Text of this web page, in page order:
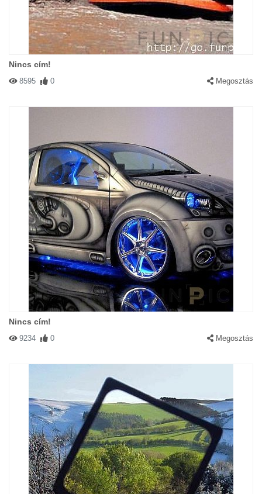
Nincs cím!
8595 0 Megosztás
Nincs cím!
9234 0 Megosztás